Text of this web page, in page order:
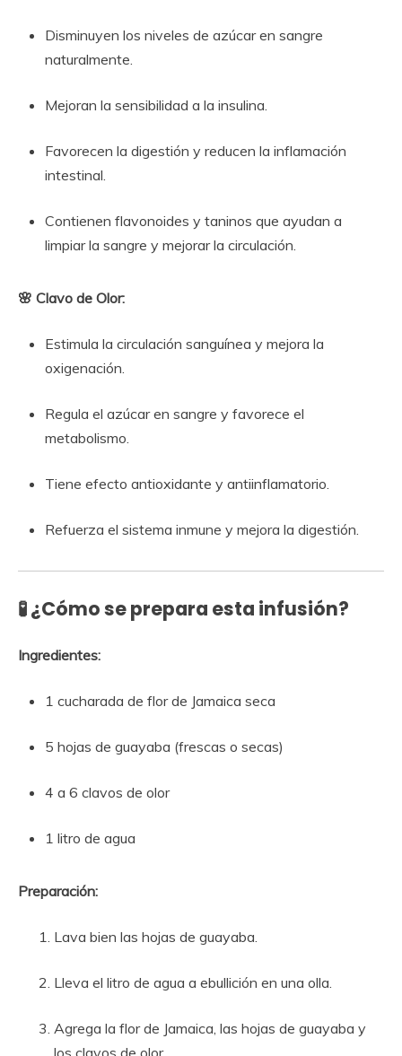
Disminuyen los niveles de azúcar en sangre
naturalmente.
Mejoran la sensibilidad a la insulina.
Favorecen la digestión y reducen la inflamación
intestinal.
Contienen flavonoides y taninos que ayudan a
limpiar la sangre y mejorar la circulación.
🌸 Clavo de Olor:
Estimula la circulación sanguínea y mejora la
oxigenación.
Regula el azúcar en sangre y favorece el
metabolismo.
Tiene efecto antioxidante y antiinflamatorio.
Refuerza el sistema inmune y mejora la digestión.
🧪 ¿Cómo se prepara esta infusión?
Ingredientes:
1 cucharada de flor de Jamaica seca
5 hojas de guayaba (frescas o secas)
4 a 6 clavos de olor
1 litro de agua
Preparación:
Lava bien las hojas de guayaba.
Lleva el litro de agua a ebullición en una olla.
Agrega la flor de Jamaica, las hojas de guayaba y
los clavos de olor.